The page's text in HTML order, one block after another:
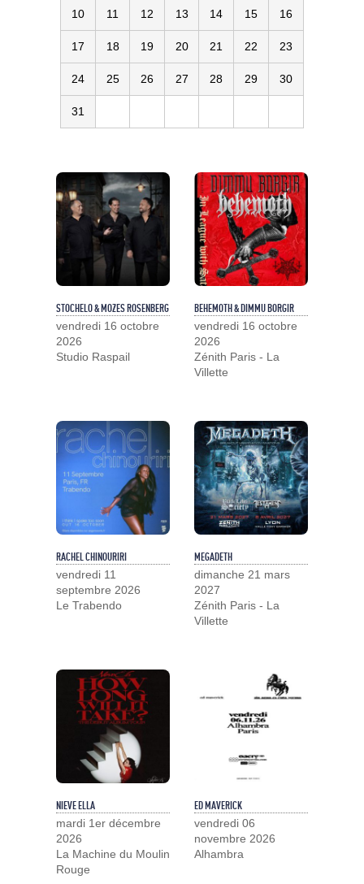
10 11 12 13 14 15 16
17 18 19 20 21 22 23
24 25 26 27 28 29 30
31
STOCHELO & MOZES ROSENBERG
vendredi 16 octobre
2026
Studio Raspail
BEHEMOTH & DIMMU BORGIR
vendredi 16 octobre
2026
Zénith Paris - La
Villette
RACHEL CHINOURIRI
vendredi 11
septembre 2026
Le Trabendo
MEGADETH
dimanche 21 mars
2027
Zénith Paris - La
Villette
NIEVE ELLA
mardi 1er décembre
2026
La Machine du Moulin
Rouge
ED MAVERICK
vendredi 06
novembre 2026
Alhambra